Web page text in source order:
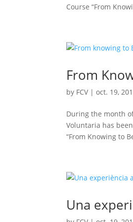
Course “From
From
by FCV |oct. 19,
During the month
Voluntaria has
“From Knowing to
Una